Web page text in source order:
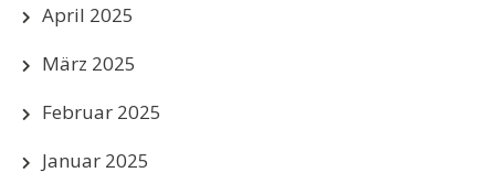
April 2025
März 2025
Februar 2025
Januar 2025